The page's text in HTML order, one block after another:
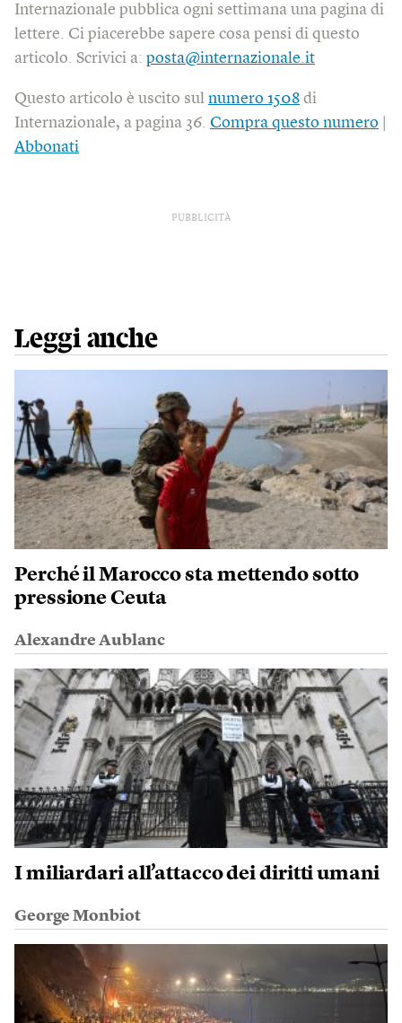
Internazionale pubblica ogni settimana una pagina di
lettere. Ci piacerebbe sapere cosa pensi di questo
articolo. Scrivici a: posta@internazionale.it
Questo articolo è uscito sul numero 1508 di
Internazionale, a pagina 36. Compra questo numero
Abbonati
PUBBLICITÀ
Leggi anche
Perché il Marocco sta mettendo sotto
pressione Ceuta
Alexandre Aublanc
I miliardari all’attacco dei diritti umani
George Monbiot